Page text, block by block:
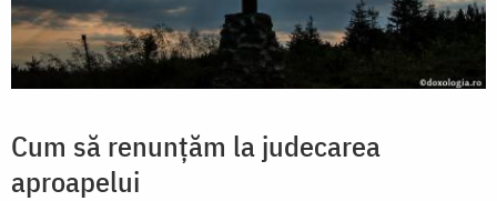
Cum să renunțăm la judecarea
aproapelui